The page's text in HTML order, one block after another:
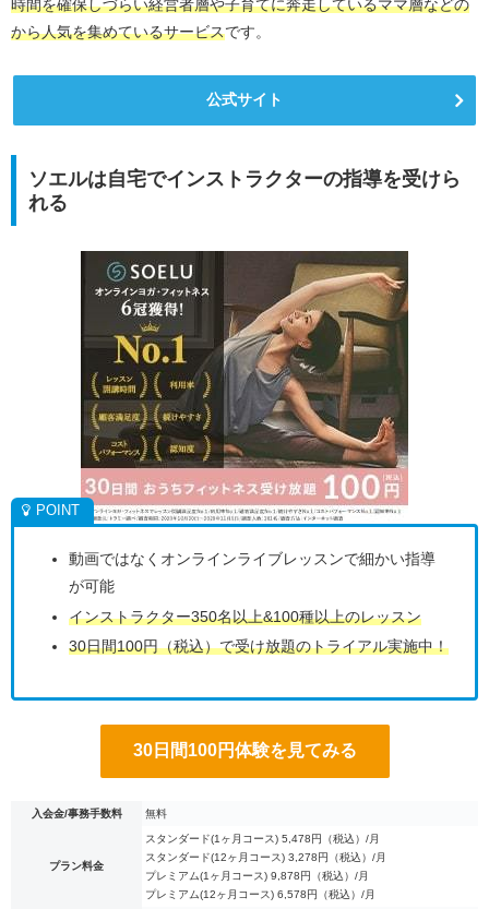
時間を確保しづらい経営者層や子育てに奔走しているママ層などの
から人気を集めているサービスです。
公式サイト
ソエルは自宅でインストラクターの指導を受けら
れる
動画ではなくオンラインライブレッスンで細かい指導
が可能
インストラクター350名以上&100種以上のレッスン
30日間100円（税込）で受け放題のトライアル実施中！
30日間100円体験を見てみる
入会金/事務手数料 無料
プラン料金
スタンダード(1ヶ月コース) 5,478円（税込）/月
スタンダード(12ヶ月コース) 3,278円（税込）/月
プレミアム(1ヶ月コース) 9,878円（税込）/月
プレミアム(12ヶ月コース) 6,578円（税込）/月